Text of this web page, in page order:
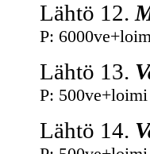
Lähtö 12.
P:
Lähtö 13.
P:
Lähtö 14.